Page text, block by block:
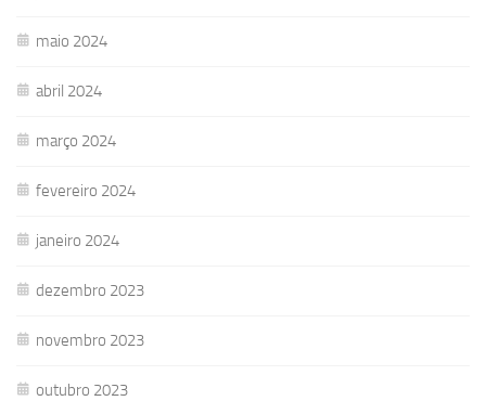
maio 2024
abril 2024
março 2024
fevereiro 2024
janeiro 2024
dezembro 2023
novembro 2023
outubro 2023